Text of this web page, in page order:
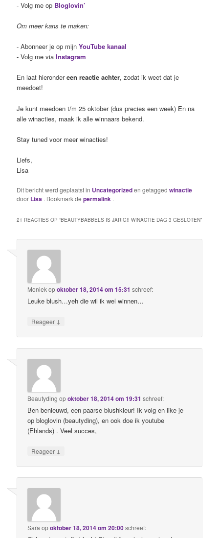
- Volg me op Bloglovin’
Om meer kans te maken:
- Abonneer je op mijnYouTube kanaal
- Volg me via Instagram
En laat hierondereen reactie achter, zodat ik weet dat je
meedoet!
Je kunt meedoen t/m 25 oktober (dus precies een week) En na
alle winacties, maak ik alle winnaars bekend.
Stay tuned voor meer winacties!
Liefs,
Lisa
Dit bericht werd geplaatst in Uncategorizeden getaggedwinactie
door Lisa . Bookmark depermalink .
21 REACTIES OP “BEAUTYBABBELS IS JARIG!! WINACTIE DAG 3 GESLOTEN”
Moniekopoktober 18, 2014 om 15:31 schreef:
Leuke blush…yeh die wil ik wel winnen…
Reageer ↓
Beautyding opoktober 18, 2014 om 19:31 schreef:
Ben benieuwd, een paarse blushkleur! Ik volg en like je
op bloglovin (beautyding), en ook doe ik youtube
(Ehlands) . Veel succes,
Reageer ↓
Sara opoktober 18, 2014 om 20:00schreef: